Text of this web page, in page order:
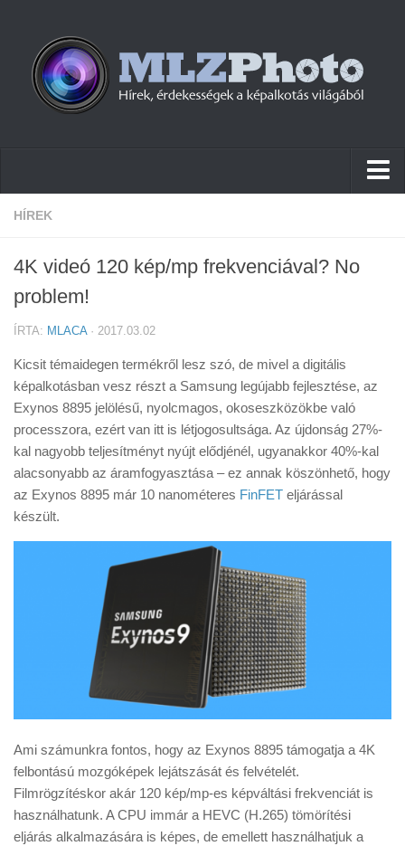
Hírek
Cikkek
Tudástár
Tanácsok
Érdekességek
Helyszíni Riport
E-BB
HÍREK
4K videó 120 kép/mp frekvenciával? No
problem!
ÍRTA: MLACA· 2017.03.02
Kicsit témaidegen termékről lesz szó, de mivel a digitális
képalkotásban vesz részt a Samsung legújabb fejlesztése, az
Exynos 8895 jelölésű, nyolcmagos, okoseszközökbe való
processzora, ezért van itt is létjogosultsága. Az újdonság 27%-
kal nagyobb teljesítményt nyújt elődjénél, ugyanakkor 40%-kal
alacsonyabb az áramfogyasztása – ez annak köszönhető, hogy
az Exynos 8895 már 10 nanométeres FinFET eljárással
készült.
Ami számunkra fontos, hogy az Exynos 8895 támogatja a 4K
felbontású mozgóképek lejátszását és felvételét.
Filmrögzítéskor akár 120 kép/mp-es képváltási frekvenciát is
használhatunk. A CPU immár a HEVC (H.265) tömörítési
eljárás alkalmazására is képes, de emellett használhatjuk a